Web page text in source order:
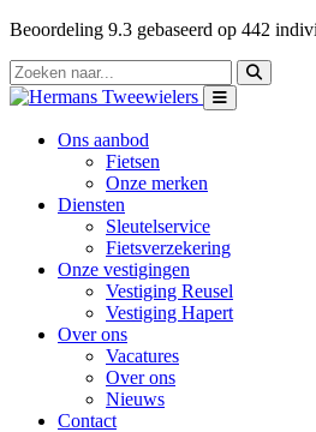
Beoordeling 9.3 gebaseerd op 442
Ons aanbod
Fietsen
Onze merken
Diensten
Sleutelservice
Fietsverzekering
Onze vestigingen
Vestiging Reusel
Vestiging Hapert
Over ons
Vacatures
Over ons
Nieuws
Contact